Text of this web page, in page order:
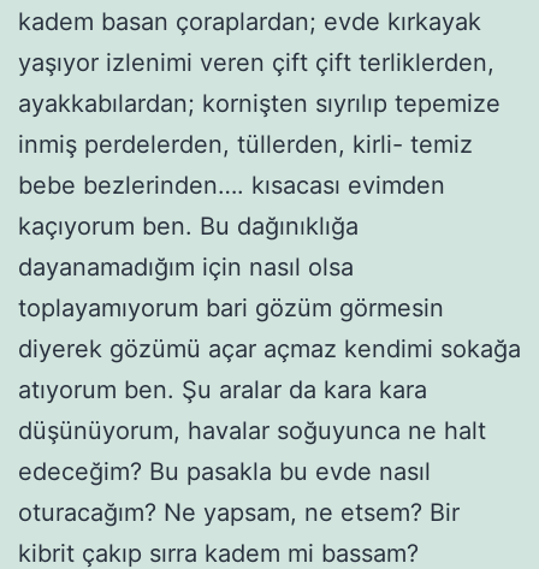
kadem basan çoraplardan; evde kırkayak
yaşıyor izlenimi veren çift çift terliklerden,
ayakkabılardan; kornişten sıyrılıp tepemize
inmiş perdelerden, tüllerden, kirli- temiz
bebe bezlerinden…. kısacası evimden
kaçıyorum ben. Bu dağınıklığa
dayanamadığım için nasıl olsa
toplayamıyorum bari gözüm görmesin
diyerek gözümü açar açmaz kendimi sokağa
atıyorum ben. Şu aralar da kara kara
düşünüyorum, havalar soğuyunca ne halt
edeceğim? Bu pasakla bu evde nasıl
oturacağım? Ne yapsam, ne etsem? Bir
kibrit çakıp sırra kadem mi bassam?